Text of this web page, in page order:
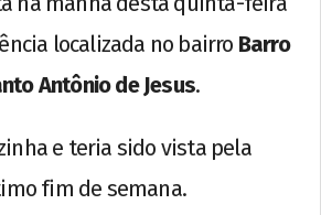
localizada no bairro Barro
Antônio de Jesus.
e teria sido vista pela
fim de semana.